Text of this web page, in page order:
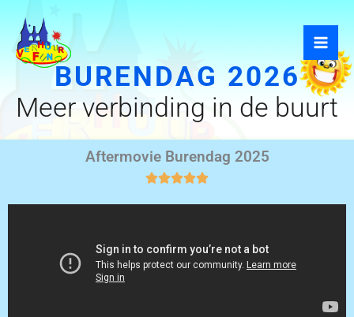
naar
BURENDAG 2026
Meer verbinding in de buurt
Aftermovie Burendag 2025